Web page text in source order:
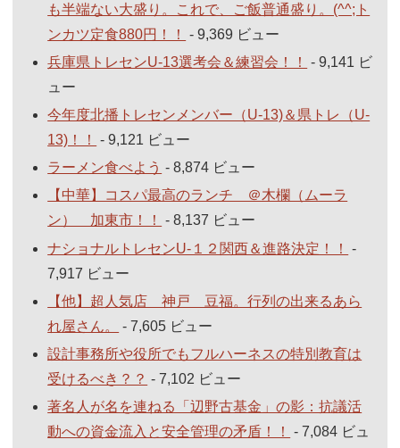
も半端ない大盛り。これで、ご飯普通盛り。(^^;ト
ンカツ定食880円！！
- 9,369 ビュー
兵庫県トレセンU-13選考会＆練習会！！
- 9,141 ビ
ュー
今年度北播トレセンメンバー（U-13)＆県トレ（U-
13)！！
- 9,121 ビュー
ラーメン食べよう - 8,874 ビュー
【中華】コスパ最高のランチ ＠木欄（ムーラ
ン） 加東市！！
- 8,137 ビュー
ナショナルトレセンU-１２関西＆進路決定！！
-
7,917 ビュー
【他】超人気店 神戸 豆福。行列の出来るあら
れ屋さん。
- 7,605 ビュー
設計事務所や役所でもフルハーネスの特別教育は
受けるべき？？ - 7,102 ビュー
著名人が名を連ねる「辺野古基金」の影：抗議活
動への資金流入と安全管理の矛盾！！
- 7,084 ビュ